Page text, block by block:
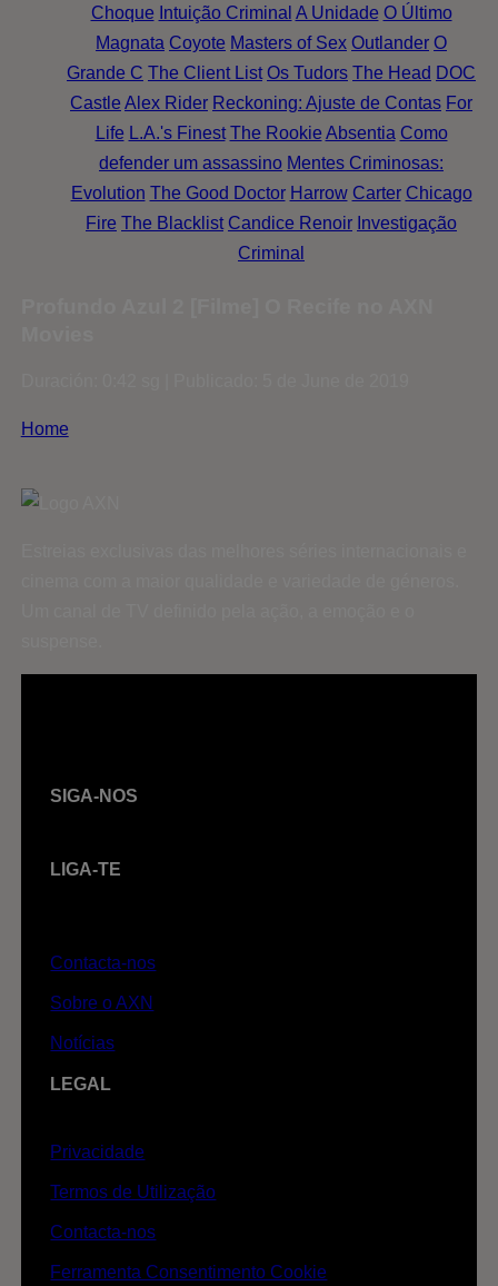
Choque Intuição Criminal A Unidade O Último
Magnata Coyote Masters of Sex Outlander O
Grande C The Client List Os Tudors The Head DOC
Castle Alex Rider Reckoning: Ajuste de Contas For
Life L.A.'s Finest The Rookie Absentia Como
defender um assassino Mentes Criminosas:
Evolution The Good Doctor Harrow Carter Chicago
Fire The Blacklist Candice Renoir Investigação
Criminal
Home
SIGA-NOS
LIGA-TE
Contacta-nos
Sobre o AXN
Notícias
LEGAL
Privacidade
Termos de Utilização
Contacta-nos
Ferramenta Consentimento Cookie